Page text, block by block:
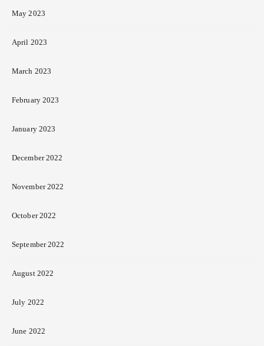
May 2023
April 2023
March 2023
February 2023
January 2023
December 2022
November 2022
October 2022
September 2022
August 2022
July 2022
June 2022